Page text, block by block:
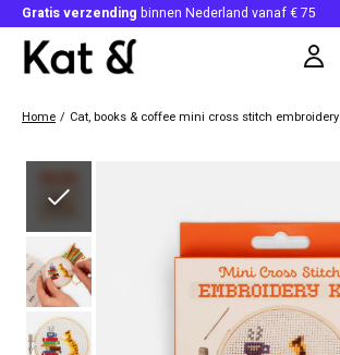
Gratis verzending binnen Nederland vanaf € 75
Home / Cat, books & coffee mini cross stitch embroidery